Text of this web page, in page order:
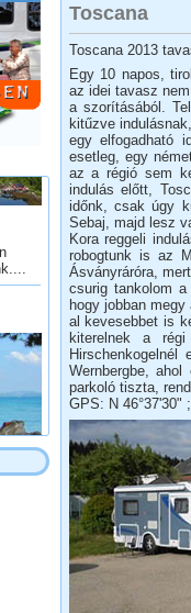
Toscana
Toscana 2013
Egy 10 napos,
az idei tavasz
a szorításából.
kitűzve
egy elfogadható
esetleg, egy
az a régió sem
indulás előtt,
időnk, csak úgy
Sebaj, majd lesz
Kora reggeli
robogtunk is az
Ásványráróra,
csurig tankolom
hogy jobban
al kevesebbet is
kiterelnek a
Hirschenkogelnél
Wernbergbe,
parkoló tiszta,
GPS: N 46°37'30"